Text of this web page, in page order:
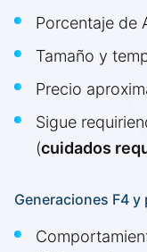
Porcentaje de
Tamaño y
Precio
Sigue
(cuidados
Generaciones F4